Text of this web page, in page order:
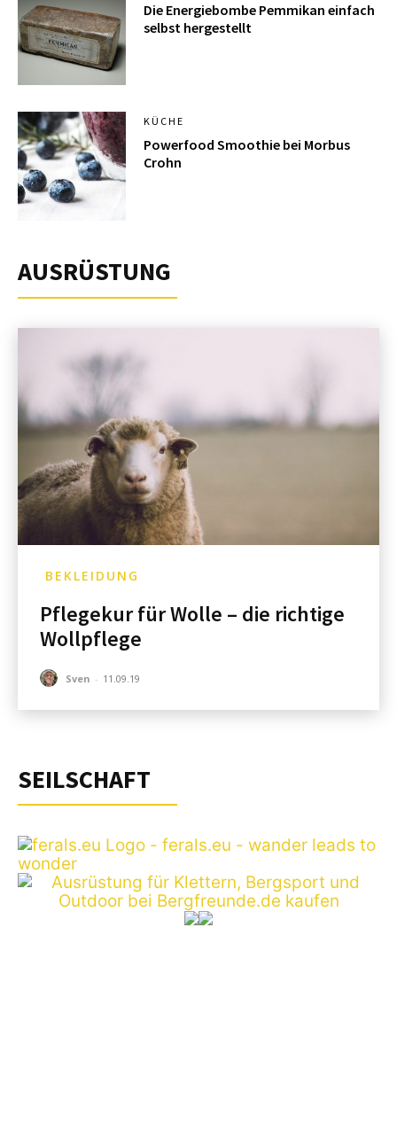
Die Energiebombe Pemmikan einfach
selbst hergestellt
KÜCHE
Powerfood Smoothie bei Morbus
Crohn
AUSRÜSTUNG
BEKLEIDUNG
Pflegekur für Wolle – die richtige
Wollpflege
Sven - 11.09.19
SEILSCHAFT